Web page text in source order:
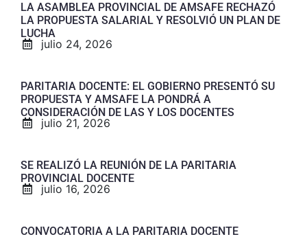
LA ASAMBLEA PROVINCIAL DE AMSAFE RECHAZÓ
LA PROPUESTA SALARIAL Y RESOLVIÓ UN PLAN DE
LUCHA
julio 24, 2026
PARITARIA DOCENTE: EL GOBIERNO PRESENTÓ SU
PROPUESTA Y AMSAFE LA PONDRÁ A
CONSIDERACIÓN DE LAS Y LOS DOCENTES
julio 21, 2026
SE REALIZÓ LA REUNIÓN DE LA PARITARIA
PROVINCIAL DOCENTE
julio 16, 2026
CONVOCATORIA A LA PARITARIA DOCENTE